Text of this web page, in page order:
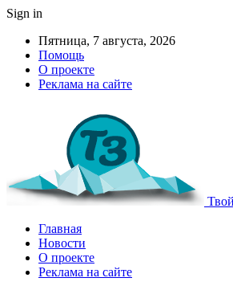
Sign in
Пятница, 7 августа, 2026
Помощь
О проекте
Реклама на сайте
Главная
Новости
О проекте
Реклама на сайте